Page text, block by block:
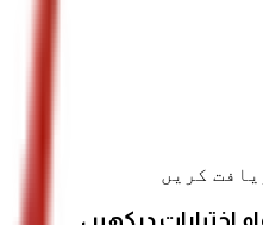
کریں
اختیارات دیکھیں